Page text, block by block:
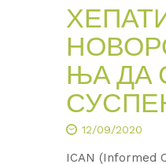
ЊА ДА
12/09/2020
ICAN (Informed